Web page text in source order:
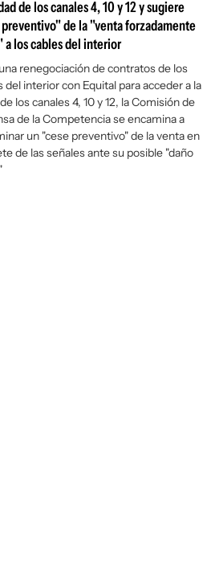
de los canales 4, 10 y 12 y sugiere
de la "venta forzadamente
a los cables del interior
renegociación de contratos de los
del interior con Equital para acceder a la
los canales 4, 10 y 12, la Comisión de
de la Competencia se encamina a
un "cese preventivo" de la venta en
de las señales ante su posible "daño